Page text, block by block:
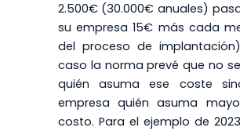
2.500€ (30.000€ anuales)
su empresa 15€ más cada
del proceso de
caso la norma prevé que no
quién asuma ese coste
empresa quién asuma
costo. Para el ejemplo de